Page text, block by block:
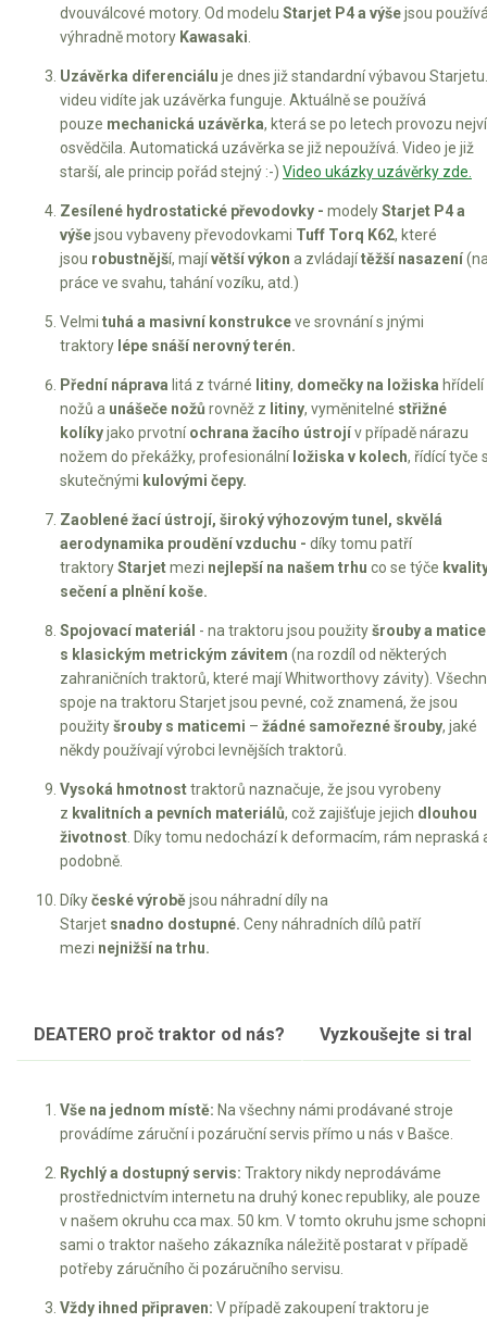
dvouválcové motory. Od modelu Starjet P4 a výšejsou
výhradně motory Kawasaki.
Uzávěrka diferenciálu je dnes již standardní výbavou
videu vidíte jak uzávěrka funguje. Aktuálně se používá
pouze mechanická uzávěrka, která se po letech provozu
osvědčila. Automatická uzávěrka se již nepoužívá. Video je již
starší, ale princip pořád stejný :-) Video ukázky uzávěrky zde.
Zesílené hydrostatické převodovky - modelyStarjet P4 a
výšejsou vybaveny převodovkami Tuff Torq K62, které
jsou robustnější, majívětší výkon a zvládajítěžší nasazení
práce ve svahu, tahání vozíku, atd.)
Velmi tuhá a masivní konstrukceve srovnání s jnými
traktory lépe snáší nerovný terén.
Přední náprava litá z tvárné litiny, domečky na ložiska hřídelí
nožů a unášeče nožů rovněž z litiny, vyměnitelné střižné
kolíkyjako prvotníochrana žacího ústrojív případě nárazu
nožem do překážky, profesionální ložiska v kolech, řídící tyče
skutečnými kulovými čepy.
Zaoblené žací ústrojí, široký výhozovým tunel, skvělá
aerodynamika proudění vzduchu - díky tomu patří
traktoryStarjetmezi nejlepší na našem trhu co se týče
sečení a plnění koše.
Spojovací materiál - na traktoru jsou použityšrouby a matice
s klasickým metrickým závitem (na rozdíl od některých
zahraničních traktorů, které mají Whitworthovy závity).
spoje na traktoru Starjet jsou pevné, což znamená, že jsou
použityšrouby s maticemi – žádné samořezné šrouby, jaké
někdy používají výrobci levnějších traktorů.
Vysoká hmotnosttraktorů naznačuje, že jsou vyrobeny
z kvalitních a pevních materiálů, což zajišťuje jejich dlouhou
životnost. Díky tomu nedochází k deformacím, rám nepraská
podobně.
Díkyčeské výrobějsou náhradní díly na
Starjet snadno dostupné. Ceny náhradních dílů patří
mezi nejnižší na trhu.
DEATERO proč traktor od nás? Vyzkoušejte si
Vše na jednom místě: Na všechny námi prodávané stroje
provádíme záruční i pozáruční servis přímo u nás v Bašce.
Rychlý a dostupný servis: Traktory nikdy neprodáváme
prostřednictvím internetu na druhý konec republiky, ale pouze
v našem okruhu cca max. 50 km. V tomto okruhu jsme
sami o traktor našeho zákazníka náležitě postarat v případě
potřeby záručního či pozáručního servisu.
Vždy ihned připraven: V případě zakoupení traktoru je